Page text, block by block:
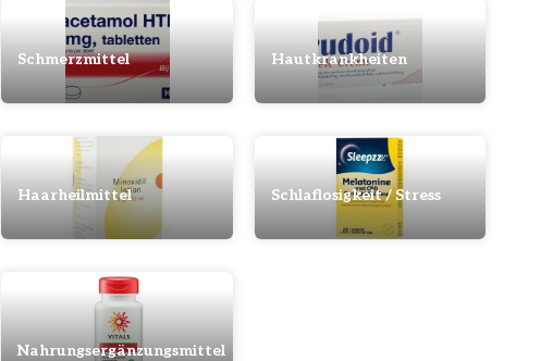
Schmerzmittel Hautkrankheiten
Haarheilmittel Schlaflosigkeit / Stress
Nahrungsergänzungsmittel